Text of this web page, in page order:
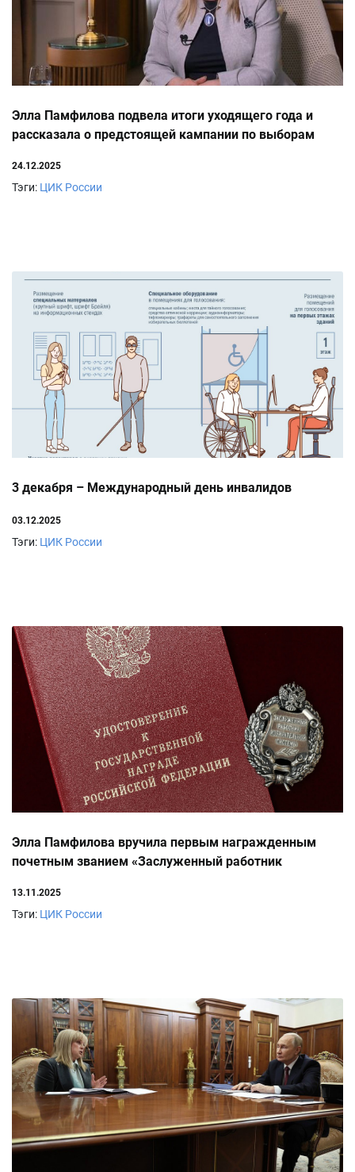
Элла Памфилова подвела итоги уходящего года и
рассказала о предстоящей кампании по выборам
24.12.2025
Тэги: ЦИК России
3 декабря – Международный день инвалидов
03.12.2025
Тэги: ЦИК России
Элла Памфилова вручила первым награжденным
почетным званием «Заслуженный работник
удостоверения и знаки отличия
13.11.2025
Тэги: ЦИК России